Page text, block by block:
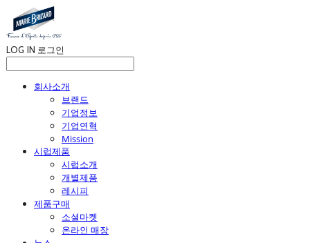
LOG IN 로그인
회사소개
브랜드
기업정보
기업연혁
Mission
시럽제품
시럽소개
개별제품
레시피
제품구매
소셜마켓
온라인 매장